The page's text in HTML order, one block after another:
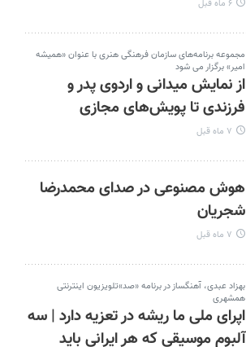
۶ ماه قبل
مجموعه‌ برنامه‌های سازمان فرهنگی هنری با عنوان «همیشه
امیر» برگزار می شود
از نمایش میدانی و اردوی پدر و
فرزندی تا پویش‌های مجازی
۷ ماه قبل
هوش مصنوعی در صدای محمدرضا
شجریان
۷ ماه قبل
بهزاد عبدی، آهنگساز در برنامه «صد»تلویزیون اینترنتی
همشهری
اپرای ملی ما ریشه در تعزیه دارد | سه
آلبوم موسیقی که هر ایرانی باید